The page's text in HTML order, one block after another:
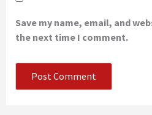
Save my name, email, and
the next time I comment.